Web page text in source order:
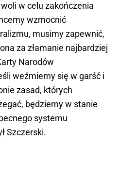
w celu zakończenia
wzmocnić
musimy zapewnić,
za złamanie najbardziej
Narodów
weźmiemy się w garść i
zasad, których
będziemy w stanie
systemu
Szczerski.